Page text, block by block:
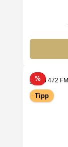
%Rabatt
Tipp